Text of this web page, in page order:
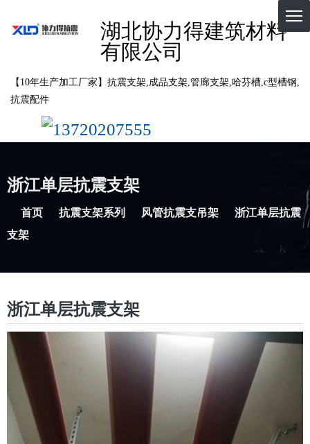
湖北协力得建筑材料
有限公司
【10年生产加工厂家】抗震支架,成品支架,管廊支架,哈芬槽,c型槽钢,
抗震配件
13720207555
浙江单层抗震支架
首页 抗震支架系列 风管抗震支吊架
浙江单层抗震
支架
浙江单层抗震支架